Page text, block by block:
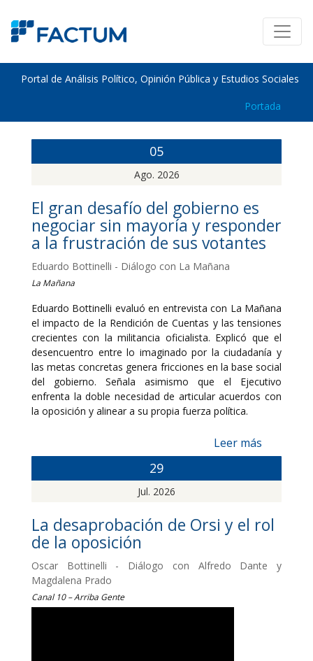
Portal de Análisis Político, Opinión Pública y Estudios Sociales
Portada
05
Ago. 2026
El gran desafío del gobierno es
negociar sin mayoría y responder
a la frustración de sus votantes
Eduardo Bottinelli - Diálogo con La Mañana
La Mañana
Eduardo Bottinelli evaluó en entrevista con La Mañana
el impacto de la Rendición de Cuentas y las tensiones
crecientes con la militancia oficialista. Explicó que el
desencuentro entre lo imaginado por la ciudadanía y
las metas concretas genera fricciones en la base social
del gobierno. Señala asimismo que el Ejecutivo
enfrenta la doble necesidad de articular acuerdos con
la oposición y alinear a su propia fuerza política.
Leer más
29
Jul. 2026
La desaprobación de Orsi y el rol
de la oposición
Oscar Bottinelli - Diálogo con Alfredo Dante y
Magdalena Prado
Canal 10 – Arriba Gente